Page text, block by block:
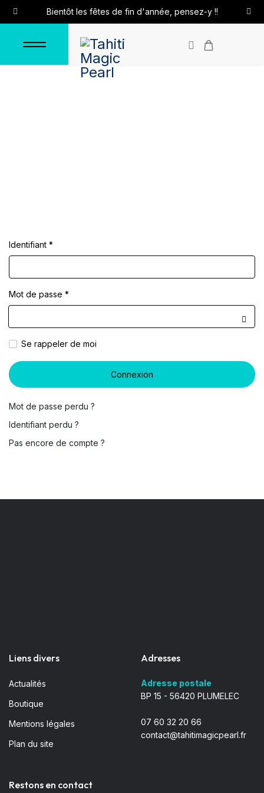
Bientôt les fêtes de fin d'année, pensez-y !!
Identifiant *
Mot de passe *
Se rappeler de moi
Connexion
Mot de passe perdu ?
Identifiant perdu ?
Pas encore de compte ?
Liens divers
Actualités
Boutique
Mentions légales
Plan du site
Adresses
Adresse postale
BP 15 - 56420 PLUMELEC
07 60 32 20 66
contact@tahitimagicpearl.fr
Restons en contact